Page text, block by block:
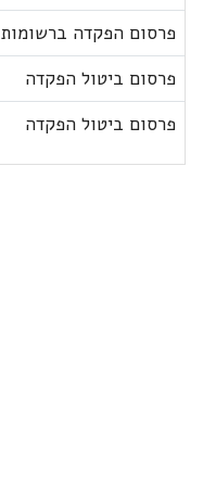
פרסום הפקדה ברשומות
פרסום ביטול הפקדה
פרסום ביטול הפקדה